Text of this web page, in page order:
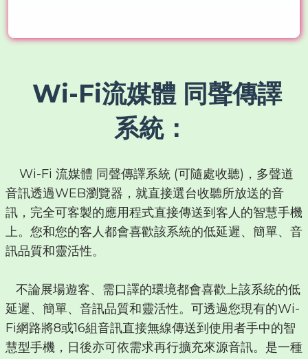
Wi-Fi流媒體 同聲傳譯
系統：
Wi-Fi 流媒體 同聲傳譯系統 (可隨處收聽)，多聲道
音訊透過WEB瀏覽器，就直接選台收聽所放送的音
訊，完全可客製的應用程式直接傳送到客人的智慧手機
上。您和您的客人都會喜歡該系統的低延遲、簡單、音
訊品質和靈活性。
不論展場遊客、需口譯的環境都會喜歡上該系統的低
延遲、簡單、音訊品質和靈活性。可透過您現有的Wi-
Fi網路將8或16組音訊直接無線傳送到使用者手中的智
慧型手機，日後亦可依需求再行擴充來源音訊。是一種